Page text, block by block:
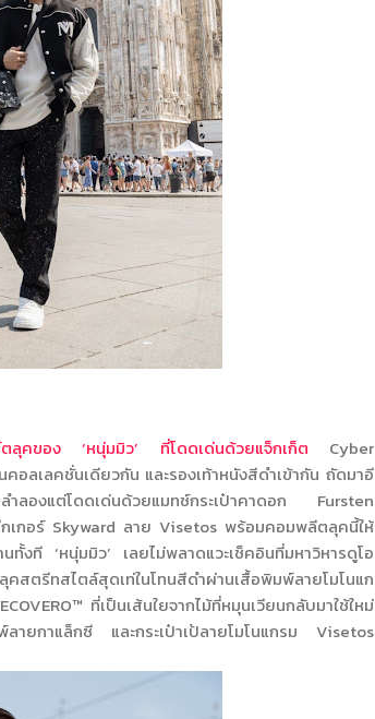
ลุคของ ‘หนุ่มมิว’ ที่โดดเด่นด้วยแจ็กเก็ต Cyber
คอลเลคชั่นเดียวกัน และรองเท้าหนังสีดำเข้ากัน ถัดมาอี
ลองแต่โดดเด่นด้วยแมทช์กระเป๋าคาดอก Fursten
เกอร์ Skyward ลาย Visetosพร้อมคอมพลีตลุคนี้ให้
งที ‘หนุ่มมิว’ เลยไม่พลาดแวะเช็คอินที่มหาวิหารดูโอ
ตรีทสไตล์สุดเท่ในโทนสีดำผ่านเสื้อพิมพ์ลายโมโนแก
ECOVERO™ ที่เป็นเส้นใยจากไม้ที่หมุนเวียนกลับมาใช้ใหม่
ายกาแล็กซี และกระเป๋าเป้ลายโมโนแกรม Visetos